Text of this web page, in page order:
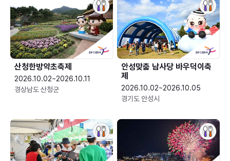
산청한방약초축제
2026.10.02~2026.10.11
경상남도 산청군
안성맞춤 남사당 바우덕이축
제
2026.10.02~2026.10.05
경기도 안성시